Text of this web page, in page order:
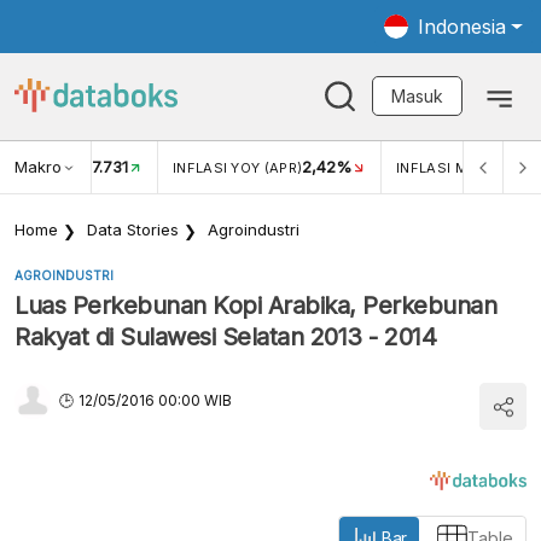
Indonesia
Masuk
Makro
USD/IDR 17.731 INFLASI YOY (APR)2,42% INFLASI MOM (APR)
Home Data Stories Agroindustri
AGROINDUSTRI
Luas Perkebunan Kopi Arabika, Perkebunan
Rakyat di Sulawesi Selatan 2013 - 2014
12/05/2016 00:00 WIB